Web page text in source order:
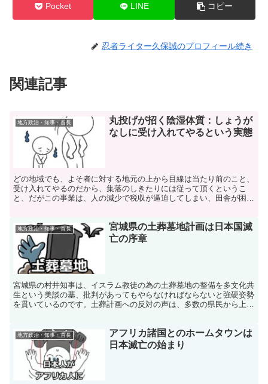
Pocket LINE コピー
忍者ライター久保誠のプロフィール続き
関連記事
地方政治・知事・首長
丸投げが招く陰湿体質：しょうが
なしに受け入れてやるという実態
どの地域でも、よそ者に対する地元の上から目線は当たり前のこと、
受け入れてやるのだから、集落のしきたりには従って頂くというこ
と、だがこの事業は、人の減少で税収が逼迫してしまい、田舎が困り
地方政治・知事・首長
宮城県の土葬墓地計画は日本国滅
亡の序章
宮城県の村井知事は、イスラム教徒の為の土葬墓地の整備を多文化共
生という美談の基、批判があってもやらなければならないと強硬姿勢
を貫いているのです。土葬計画への反対の声は、多数の県民から上が
地方政治・知事・首長
アフリカ諸国とのホームタウンは
日本滅亡の始まり